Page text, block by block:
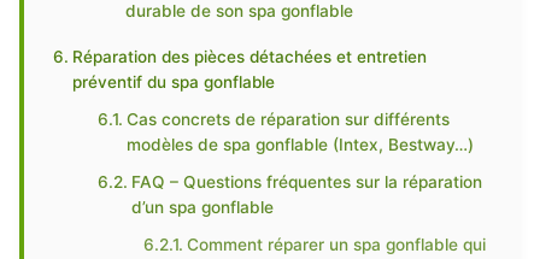
durable de son spa gonflable
Réparation des pièces détachées et entretien
préventif du spa gonflable
Cas concrets de réparation sur différents
modèles de spa gonflable (Intex, Bestway…)
FAQ – Questions fréquentes sur la réparation
d’un spa gonflable
Comment réparer un spa gonflable qui